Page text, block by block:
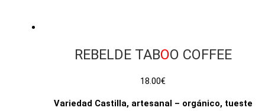
REBELDE TABOO COFFEE
18.00€
Variedad Castilla, artesanal – orgánico, tueste